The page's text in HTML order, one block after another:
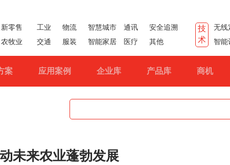
新零售 工业 物流 智慧城市 通讯
安全追溯
农牧业
交通 服装 智能家居 医疗 其他
技
术
无线
智能
案 应用案例 企业库 产品库 商机
未来农业蓬勃发展